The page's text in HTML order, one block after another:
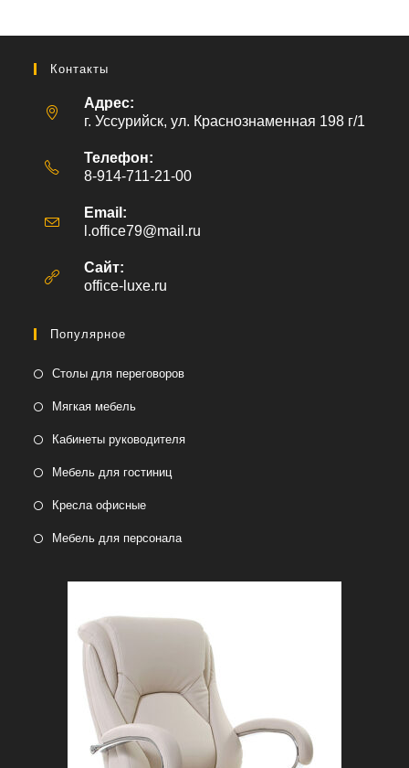
Контакты
Адрес:
г. Уссурийск, ул. Краснознаменная 198 г/1
Телефон:
8-914-711-21-00
Email:
l.office79@mail.ru
Сайт:
office-luxe.ru
Популярное
Столы для переговоров
Мягкая мебель
Кабинеты руководителя
Мебель для гостиниц
Кресла офисные
Мебель для персонала